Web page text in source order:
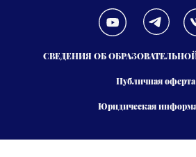
СВЕДЕНИЯ ОБ
Публичная оферта
Юридическая